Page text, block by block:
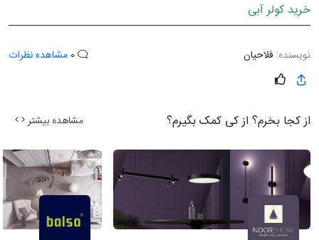
خرید کولر آبی
نویسنده: فلاحیان مشاهده نظرات
از کجا بخرم؟ از کی کمک بگیرم؟ مشاهده بیشتر